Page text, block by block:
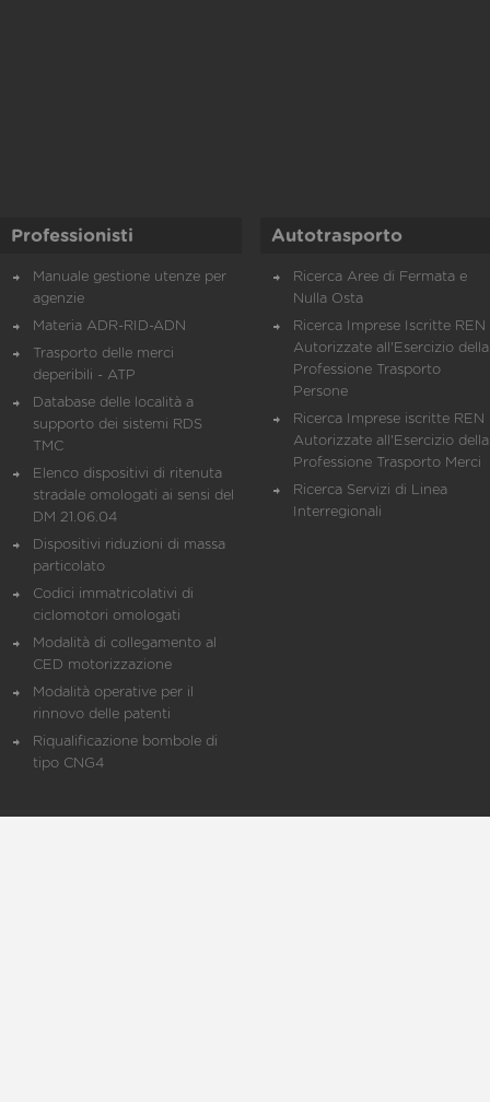
Professionisti
Manuale gestione utenze per
agenzie
Materia ADR-RID-ADN
Trasporto delle merci
deperibili - ATP
Database delle località a
supporto dei sistemi RDS
TMC
Elenco dispositivi di ritenuta
stradale omologati ai sensi del
DM 21.06.04
Dispositivi riduzioni di massa
particolato
Codici immatricolativi di
ciclomotori omologati
Modalità di collegamento al
CED motorizzazione
Modalità operative per il
rinnovo delle patenti
Riqualificazione bombole di
tipo CNG4
Autotrasporto
Ricerca Aree di Fermata e
Nulla Osta
Ricerca Imprese Iscritte REN
Autorizzate all'Esercizio della
Professione Trasporto
Persone
Ricerca Imprese iscritte REN
Autorizzate all'Esercizio della
Professione Trasporto Merci
Ricerca Servizi di Linea
Interregionali